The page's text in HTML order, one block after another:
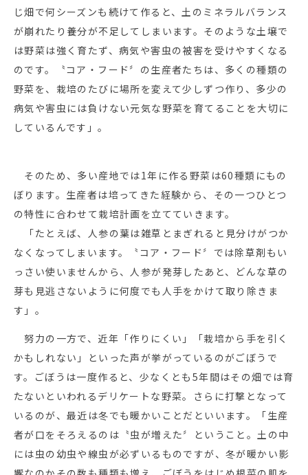
じ畑で何シーズンも続けて作ると、土のミネラルバランス
が崩れたり養分が不足してしまいます。そのような土壌で
は野菜は強く育たず、病気や害虫の被害を受けやすくなる
のです。〝コア・フード〞の生産者たちは、多くの種類の
野菜を、栽培のたびに場所を変えて少しずつ作り、多少の
病気や害虫には負けない元気な野菜を育てることを大切に
しているんです」。
そのため、多い産地では1年に作る野菜は60種類にもの
ぼります。生産者は培ってきた経験から、その一つひとつ
の特性に合わせて栽培計画を立てていきます。
「たとえば、人参の葉は雑草とまぎれると見分けがつか
なくなってしまいます。〝コア・フード〞では除草剤もい
っさい使いませんから、人参が発芽したあと、どんな草の
芽も見逃さないように何度でも人手をかけて取り除きま
す」。
努力の一方で、近年「作りにくい」「栽培から手を引く
かもしれない」といった声が挙がっているのがごぼうで
す。ごぼうは一度作ると、少なくとも5年間はその畑では育
たないといわれるデリケートな野菜。さらに打撃となって
いるのが、最近は冬でも暖かいことだといいます。「生産
者が口をそろえるのは〝虫が増えた〞ということ。土の中
には虫の幼虫や線虫が必ずいるものですが、冬が暖かい影